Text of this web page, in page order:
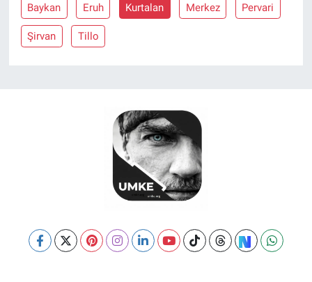
Baykan Eruh Kurtalan Merkez Pervari
Şirvan Tillo